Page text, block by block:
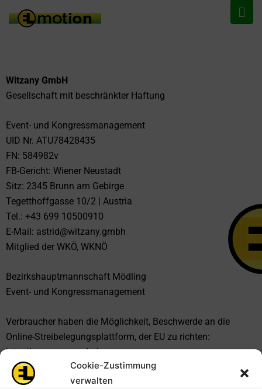
Cookie-Zustimmung
verwalten
Witzany GmbH
Gesellschaft mit beschränkter Haftung
Event- und Kongressmanagement
UID Nr. ATU78428435
FN: 584982v
FB-Gericht: Wiener Neustadt
Sitz: 2345 Brunn am Gebirge
Tegetthoffgasse 10/2 | Austria
Tel.: +43 699 10500910
E-Mail: astrid@witzany.gmbh
Mitglied der WKÖ, WKNÖ
Bezirkshauptmannschaft Mödling
Event- und Kongressmanagement
Verbraucher haben die Möglichkeit, Beschwerde an die
Online-Streibelegungsplattform, der EU zu richten:
http://ec.europa.eu/odr
Sie können allfällige Beschwerden auch an die oben
angegebene E-Mail-Adresse richten.